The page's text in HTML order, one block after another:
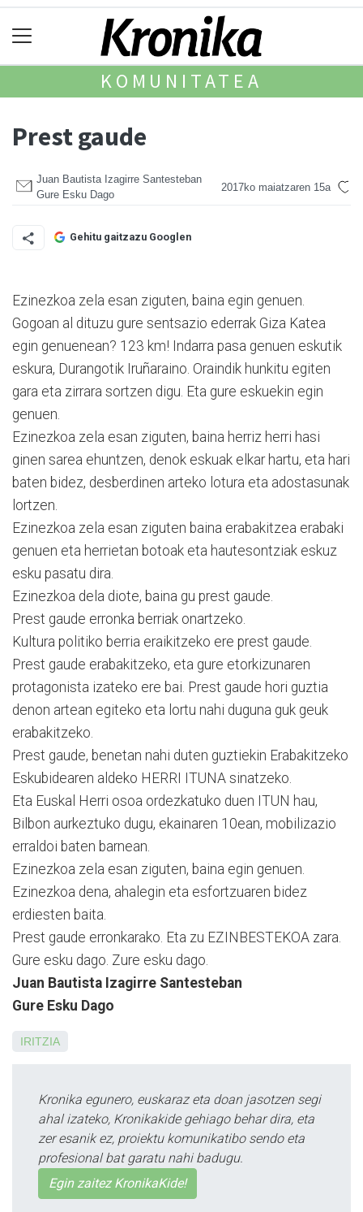
KOMUNITATEA
Prest gaude
Juan Bautista Izagirre Santesteban
Gure Esku Dago
2017ko maiatzaren 15a
Gehitu gaitzazu Googlen
Ezinezkoa zela esan ziguten, baina egin genuen.
Gogoan al dituzu gure sentsazio ederrak Giza Katea
egin genuenean? 123 km! Indarra pasa genuen eskutik
eskura, Durangotik Iruñaraino. Oraindik hunkitu egiten
gara eta zirrara sortzen digu. Eta gure eskuekin egin
genuen.
Ezinezkoa zela esan ziguten, baina herriz herri hasi
ginen sarea ehuntzen, denok eskuak elkar hartu, eta hari
baten bidez, desberdinen arteko lotura eta adostasunak
lortzen.
Ezinezkoa zela esan ziguten baina erabakitzea erabaki
genuen eta herrietan botoak eta hautesontziak eskuz
esku pasatu dira.
Ezinezkoa dela diote, baina gu prest gaude.
Prest gaude erronka be­rri­ak onartzeko.
Kultura politiko berria eraikitzeko ere prest gaude.
Prest gaude erabakitzeko, eta gure etorkizunaren
protagonista izateko ere bai. Prest gaude hori guztia
denon artean egiteko eta lortu nahi duguna guk geuk
erabakitzeko.
Prest gaude, benetan nahi duten guztiekin Erabakitzeko
Eskubidearen aldeko HERRI ITUNA sinatzeko.
Eta Euskal Herri osoa ordezkatuko duen ITUN hau,
Bilbon aurkeztuko dugu, ekainaren 10ean, mobilizazio
erraldoi baten barnean.
Ezinezkoa zela esan ziguten, baina egin genuen.
Ezinezkoa dena, ahalegin eta esfortzuaren bidez
erdiesten baita.
Prest gaude erronkarako. Eta zu EZINBESTEKOA zara.
Gure esku dago. Zure esku dago.
Juan Bautista Izagirre Santesteban
Gure Esku Dago
IRITZIA
Kronika egunero, euskaraz eta doan jasotzen segi
ahal izateko, Kronikakide gehiago behar dira, eta
zer esanik ez, proiektu komunikatibo sendo eta
profesional bat garatu nahi badugu.
Egin zaitez KronikaKide!